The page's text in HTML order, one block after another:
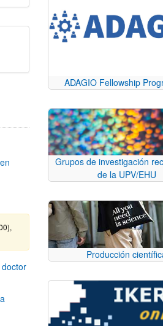
ADAGIO Fellowship
Grupos de investigación
de la UPV/EHU
Producción